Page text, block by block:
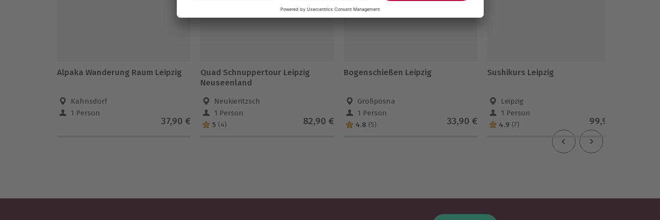
Alpaka Wanderung Raum Leipzig
Kahnsdorf
1 Person
37,90 €
Quad Schnuppertour Leipzig
Neuseenland
Neukieritzsch
1 Person
5 (4) 82,90 €
Bogenschießen Leipzig
Großpösna
1 Person
4.8 (5) 33,90 €
Sushikurs Leipzig
Leipzig
1 Person
4.9 (7) 99,90 €